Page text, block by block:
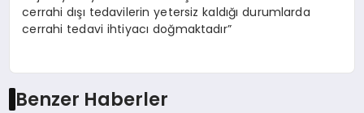
cerrahi dışı tedavilerin yetersiz kaldığı durumlarda
cerrahi tedavi ihtiyacı doğmaktadır”
Benzer Haberler